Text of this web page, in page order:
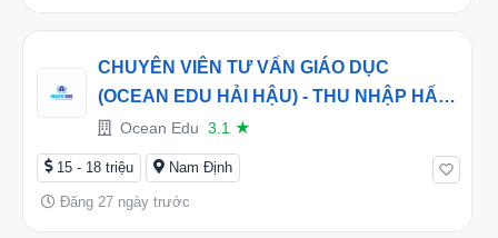
CHUYÊN VIÊN TƯ VẤN GIÁO DỤC
(OCEAN EDU HẢI HẬU) - THU NHẬP HẤP
DẪN TỪ 16 TRIỆU/THÁNG
Ocean Edu 3.1 ★
15 - 18 triệu Nam Định
Đăng 27 ngày trước